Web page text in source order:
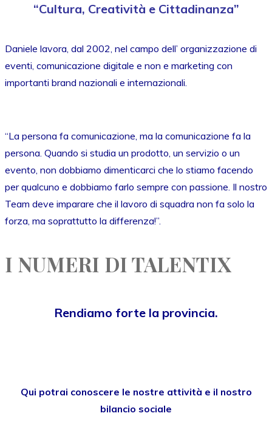
“Cultura, Creatività e Cittadinanza”
Daniele lavora, dal 2002, nel campo dell’ organizzazione di
eventi, comunicazione digitale e non e marketing con
importanti brand nazionali e internazionali.
“La persona fa comunicazione, ma la comunicazione fa la
persona. Quando si studia un prodotto, un servizio o un
evento, non dobbiamo dimenticarci che lo stiamo facendo
per qualcuno e dobbiamo farlo sempre con passione. Il nostro
Team deve imparare che il lavoro di squadra non fa solo la
forza, ma soprattutto la differenza!”.
I NUMERI DI TALENTIX
Rendiamo forte la provincia.
Qui potrai conoscere le nostre attività e il nostro
bilancio sociale